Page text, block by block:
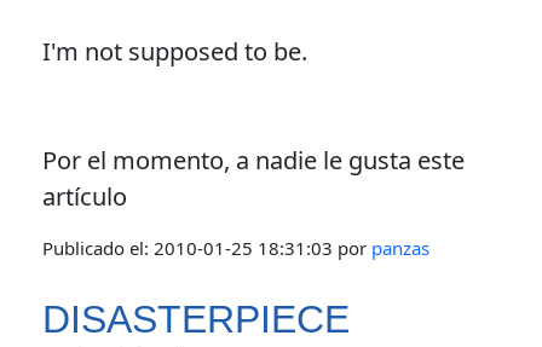
I'm not supposed to be.
Por el momento, a nadie le gusta este
artículo
Publicado el: 2010-01-25 18:31:03 por panzas
DISASTERPIECE